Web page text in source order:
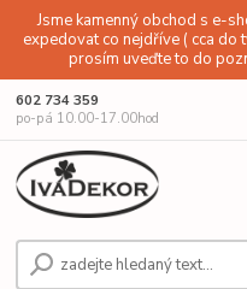
Jsme kamenný obchod s e-
expedovat co nejdříve ( cca do
prosím uveďte to do
602 734 359
po-pá 10.00-17.00hod